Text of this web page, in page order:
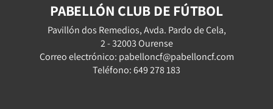
PABELLÓN CLUB DE FÚTBOL
Pavillón dos Remedios, Avda. Pardo de Cela,
2 - 32003 Ourense
Correo electrónico: pabelloncf@pabelloncf.com
Teléfono: 649 278 183